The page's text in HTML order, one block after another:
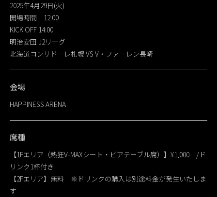
2025年4月29日(火)
開場時間 12:00
KICK OFF 14:00
明治安田 J2リーグ
北海道コンサドーレ札幌 VS V・ファーレン長崎
会場
HAPPINESS ARENA
席種
【1Fエリア（熱狂V-MAXシート・ビアテーブル席）】¥1,000 /ド
リンク1杯付き
【2Fエリア】無料 ※ドリンクの購入は別途料金が発生いたしま
す